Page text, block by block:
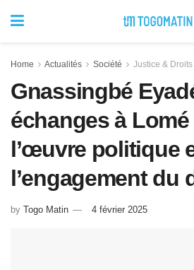
Home Actualités Société Justice & Droits
Gnassingbé
échanges à
l’œuvre politique
l’engagement du
by Togo Matin 4 février 2025